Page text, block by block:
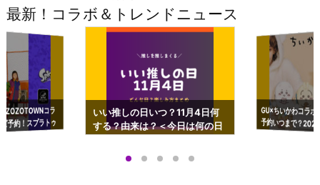
最新！コラボ＆トレンドニュース
コラ
予約！スプラトゥ
ップも渋谷Hz
いい推しの日いつ？11月4日何
する？由来は？＜今日は何の日
GU×ちいかわコラ
予約いつまで？
ーチやショルダー